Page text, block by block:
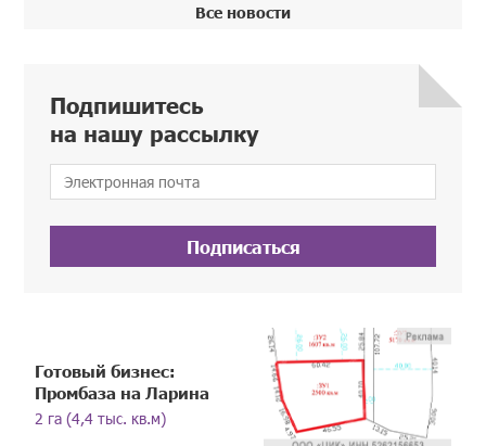
Все новости
Подпишитесь
на нашу рассылку
Подписаться
Готовый бизнес:
Промбаза на Ларина
2 га (4,4 тыс. кв.м)